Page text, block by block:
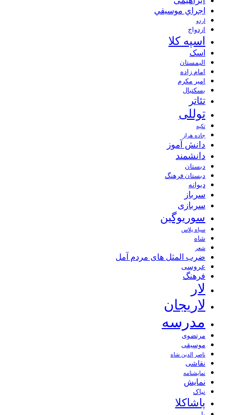
اجراي موسيقي
اردو
ازدواج
اسپه کلا
اسک
الیمستان
امام زاده
امیر مکرم
بسکتبال
تئاتر
توللی
تکیه
جاده هراز
دانش آموز
دانشمند
دبستان
دبستان فرهنگ
دیوانه
سرباز
سربازی
سوریوگین
سیاه پلاس
شاه
شعر
ضرب المثل های مردم آمل
عروسی
فرهنگ
لار
لاریجان
مدرسه
مرتضوی
موسیقی
ناصر الدین شاه
نقاشی
نمايشنامه
نمایش
نیاک
پاشاکلا